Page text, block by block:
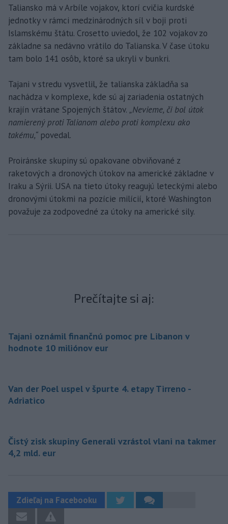
Taliansko má v Arbíle vojakov, ktorí cvičia kurdské
jednotky v rámci medzinárodných síl v boji proti
Islamskému štátu. Crosetto uviedol, že 102 vojakov zo
základne sa nedávno vrátilo do Talianska. V čase útoku
tam bolo 141 osôb, ktoré sa ukryli v bunkri.
Tajani v stredu vysvetlil, že talianska základňa sa
nachádza v komplexe, kde sú aj zariadenia ostatných
krajín vrátane Spojených štátov. „Nevieme, či bol útok
namierený proti Talianom alebo proti komplexu ako
takému,“ povedal.
Proiránske skupiny sú opakovane obviňované z
raketových a dronových útokov na americké základne v
Iraku a Sýrii. USA na tieto útoky reagujú leteckými alebo
dronovými útokmi na pozície milícií, ktoré Washington
považuje za zodpovedné za útoky na americké sily.
Prečítajte si aj:
Tajani oznámil finančnú pomoc pre Libanon v
hodnote 10 miliónov eur
Van der Poel uspel v špurte 4. etapy Tirreno -
Adriatico
Čistý zisk skupiny Generali vzrástol vlani na takmer
4,2 mld. eur
Zdieľaj na Facebooku